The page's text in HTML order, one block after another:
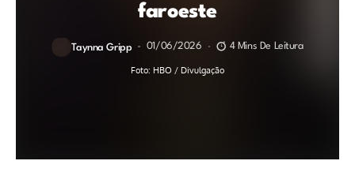
faroeste
Taynna Gripp 01/06/2026 4 Mins De Leitura
Foto: HBO / Divulgação